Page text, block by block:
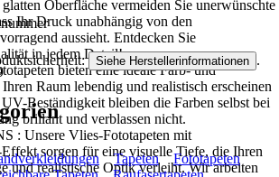
Oberfläche vermeiden Sie unerwünschte
Ihr Druck unabhängig von den
aussieht. Entdecken Sie
in jedem Detail!
bieten eine ideale Farb- und
Raum lebendig und realistisch erscheinen
Beständigkeit bleiben die Farben selbst bei
brillant und verblassen nicht.
: Unsere Vlies-Fototapeten mit
sorgen für eine visuelle Tiefe, die Ihren
und realistische Optik verleiht. Wir arbeiten
Siehe Herstellerinformationen .
Tapeten
Fototapeten